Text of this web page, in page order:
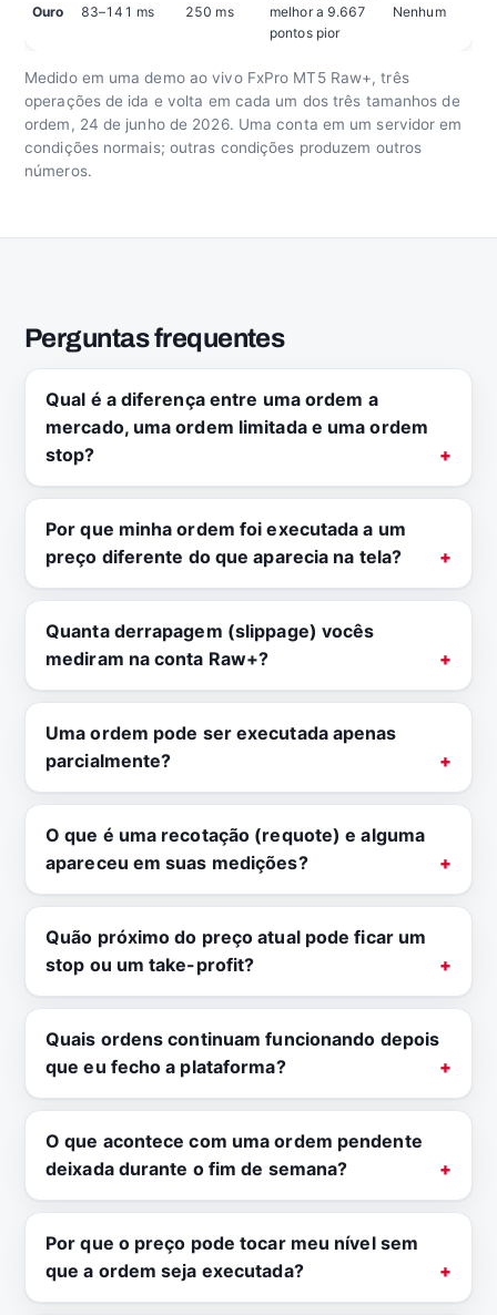
Ouro 83–141 ms 250 ms
melhor a 9.667
pontos pior
Nenhum
Medido em uma demo ao vivo FxPro MT5 Raw+, três
operações de ida e volta em cada um dos três tamanhos de
ordem, 24 de junho de 2026. Uma conta em um servidor em
condições normais; outras condições produzem outros
números.
Perguntas frequentes
Qual é a diferença entre uma ordem a
mercado, uma ordem limitada e uma ordem
stop?
Por que minha ordem foi executada a um
preço diferente do que aparecia na tela?
Quanta derrapagem (slippage) vocês
mediram na conta Raw+?
Uma ordem pode ser executada apenas
parcialmente?
O que é uma recotação (requote) e alguma
apareceu em suas medições?
Quão próximo do preço atual pode ficar um
stop ou um take-profit?
Quais ordens continuam funcionando depois
que eu fecho a plataforma?
O que acontece com uma ordem pendente
deixada durante o fim de semana?
Por que o preço pode tocar meu nível sem
que a ordem seja executada?